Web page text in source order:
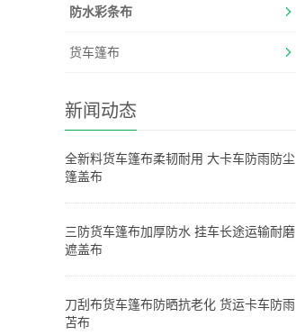
防水彩条布
货车篷布
新闻动态
全新料货车篷布柔韧耐用 大卡车防雨防尘
篷盖布
三防货车篷布加厚防水 挂车长途运输耐磨
遮盖布
刀刮布货车篷布防晒抗老化 货运卡车防雨
苫布